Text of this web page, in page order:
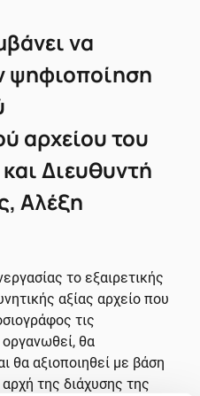
να
ψηφιοποίηση
αρχείου του
Διευθυντή
Αλέξη
το εξαιρετικής
αξίας αρχείο που
τις
θα
θα αξιοποιηθεί με βάση
της διάχυσης της